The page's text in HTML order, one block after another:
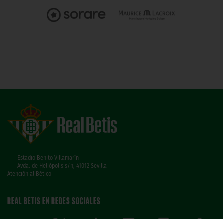
Estadio Benito Villamarín
Avda. de Heliópolis s/n, 41012 Sevilla
Atención al Bético
REAL BETIS EN REDES SOCIALES